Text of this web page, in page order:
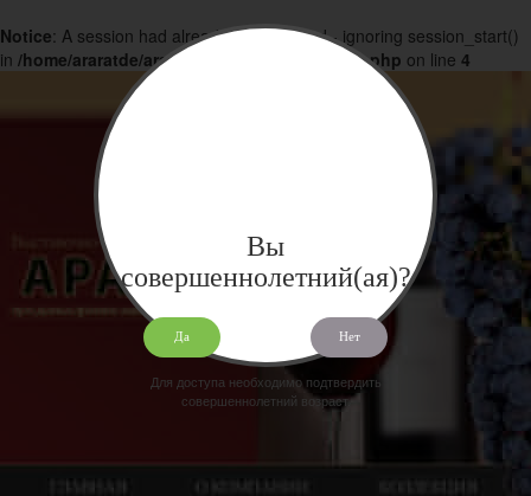
Notice: A session had already been started - ignoring session_start()
in /home/araratde/araratdeg.ru/docs/products.php on line 4
Вы
совершеннолетний(ая)?
Да Нет
Для доступа необходимо подтвердить
совершеннолетний возраст.